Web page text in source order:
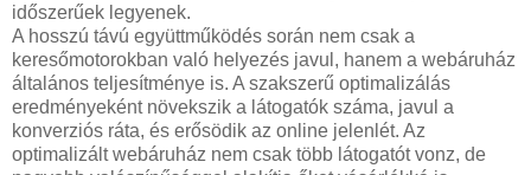
időszerűek legyenek.
A hosszú távú együttműködés során nem csak a
keresőmotorokban való helyezés javul, hanem a webáruház
általános teljesítménye is. A szakszerű optimalizálás
eredményeként növekszik a látogatók száma, javul a
konverziós ráta, és erősödik az online jelenlét. Az
optimalizált webáruház nem csak több látogatót vonz, de